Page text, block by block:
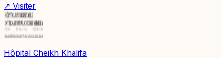
↗ Visiter
Hôpital Cheikh Khalifa